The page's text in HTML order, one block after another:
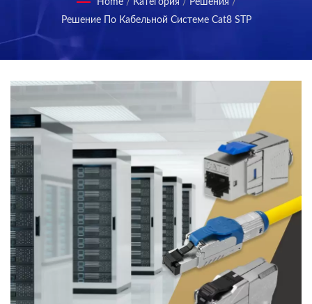
Системы Категории 8,
Сертифицированное GHMT,
FORCE, UL, RoHS, REACH И
Соответствующее Требованиям
FCC. | Инновационные
Модульные Разъемы Для
Улучшенной Связи От
Excellence Wire
телекоммуникаций
Home / Категория / Решения /
Решение По Кабельной Системе Cat8 STP